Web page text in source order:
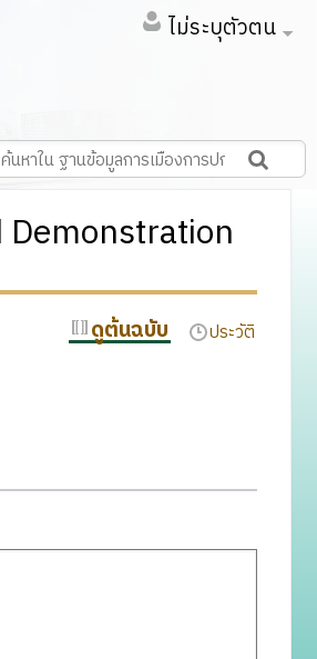
ไม่ระบุตัวตน
ดูต้นฉบับ ประวัติ